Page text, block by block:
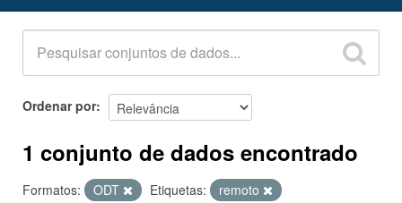
Organizações
Grupos
Sobre
Ordenar por
1 conjunto de dados encontrado
Formatos: ODT Etiquetas:
remoto